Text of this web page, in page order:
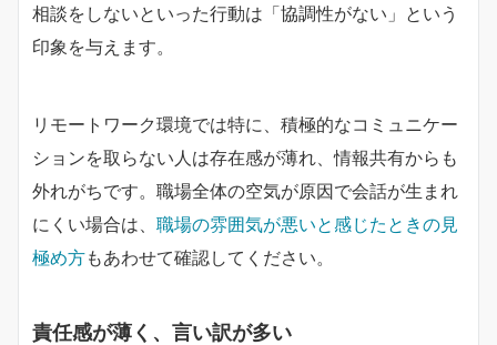
相談をしないといった行動は「協調性がない」という
印象を与えます。
リモートワーク環境では特に、積極的なコミュニケー
ションを取らない人は存在感が薄れ、情報共有からも
外れがちです。職場全体の空気が原因で会話が生まれ
にくい場合は、 職場の雰囲気が悪いと感じたときの見
極め方もあわせて確認してください。
責任感が薄く、言い訳が多い